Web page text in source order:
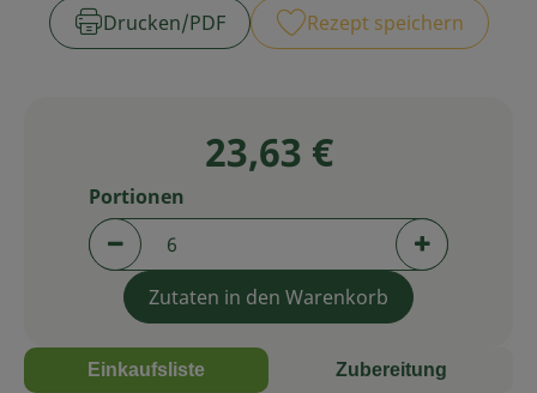
Drucken​/​PDF Rezept speichern
23,63 €
Portionen verringern (aktuell 6 Portionen
Portionen
Portionen
Zutaten in den Warenkorb
Einkaufsliste Zubereitung